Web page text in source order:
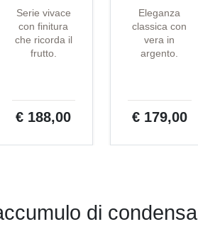
Serie vivace
con finitura
che ricorda il
frutto.
€ 188,00
Eleganza
classica con
vera in
argento.
€ 179,00
di condensa